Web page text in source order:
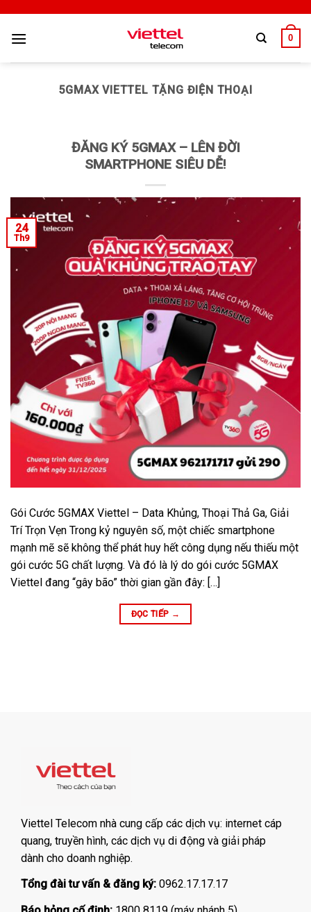
0
5GMAX VIETTEL TẶNG ĐIỆN THOẠI
ĐĂNG KÝ 5GMAX – LÊN ĐỜI
SMARTPHONE SIÊU DỄ!
24
Th9
Gói Cước 5GMAX Viettel – Data Khủng, Thoại Thả Ga, Giải
Trí Trọn Vẹn Trong kỷ nguyên số, một chiếc smartphone
mạnh mẽ sẽ không thể phát huy hết công dụng nếu thiếu một
gói cước 5G chất lượng. Và đó là lý do gói cước 5GMAX
Viettel đang “gây bão” thời gian gần đây: […]
ĐỌC TIẾP →
Viettel Telecom nhà cung cấp các dịch vụ: internet cáp
quang, truyền hình, các dịch vụ di động và giải pháp
dành cho doanh nghiệp.
Tổng đài tư vấn & đăng ký: 0962.17.17.17